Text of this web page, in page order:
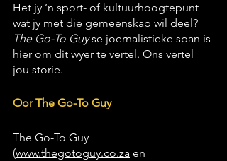
Het jy ’n sport- of kultuurhoogtepunt
wat jy met die gemeenskap wil deel?
The Go-To Guy se joernalistieke span is
hier om dit wyer te vertel. Ons vertel
jou storie.
Oor The Go-To Guy
The Go-To Guy
(www.thegotoguy.co.za en